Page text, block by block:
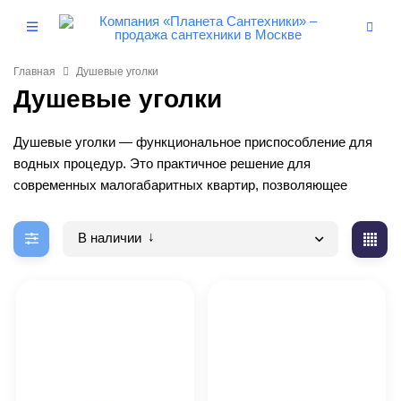
Главная Душевые уголки
Душевые уголки
Душевые уголки — функциональное приспособление для
водных процедур. Это практичное решение для
современных малогабаритных квартир, позволяющее
примеру, стиральной машинки.
В наличии